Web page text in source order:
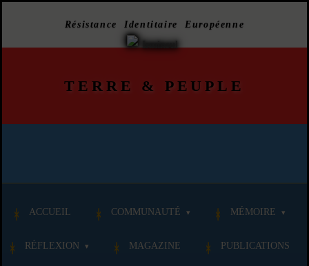
Résistance Identitaire Européenne
TERRE & PEUPLE
ACCUEIL COMMUNAUTÉ MÉMOIRE
RÉFLEXION MAGAZINE PUBLICATIONS